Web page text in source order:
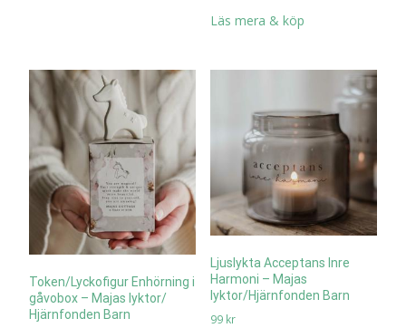
Läs mera & köp
Token/Lyckofigur Enhörning i
gåvobox – Majas lyktor/
Hjärnfonden Barn
Ljuslykta Acceptans Inre
Harmoni – Majas
lyktor/Hjärnfonden Barn
99 kr